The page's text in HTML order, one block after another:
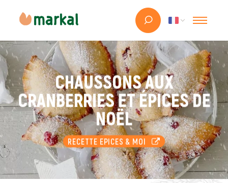
CHAUSSONS AUX
CRANBERRIES ET ÉPICES DE
NOËL
RECETTE EPICES & MOI